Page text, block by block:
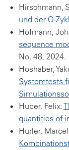
Hirschmann,
und der Q-
Hofmann,
sequence
No. 48, 2024.
Hoshaber,
Systemtests
Huber, Felix:
quantities of
Hurler,